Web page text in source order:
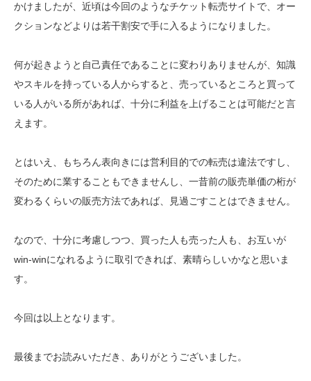
かけましたが、近頃は今回のようなチケット転売サイトで、オー
クションなどよりは若干割安で手に入るようになりました。
何が起きようと自己責任であることに変わりありませんが、知識
やスキルを持っている人からすると、売っているところと買って
いる人がいる所があれば、十分に利益を上げることは可能だと言
えます。
とはいえ、もちろん表向きには営利目的での転売は違法ですし、
そのために業することもできませんし、一昔前の販売単価の桁が
変わるくらいの販売方法であれば、見過ごすことはできません。
なので、十分に考慮しつつ、買った人も売った人も、お互いが
win-winになれるように取引できれば、素晴らしいかなと思いま
す。
今回は以上となります。
最後までお読みいただき、ありがとうございました。